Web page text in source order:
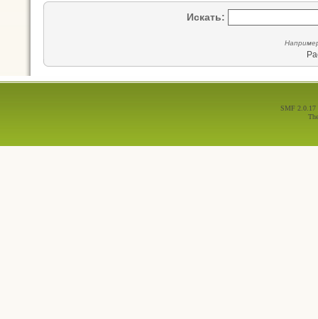
Искать:
SMF 2.0.17